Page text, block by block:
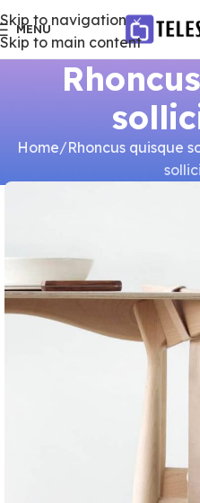
Skip to navigation
Skip to main content
MENU
Home Rhoncus quisque